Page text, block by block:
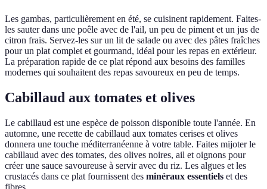
Les gambas, particulièrement en été, se cuisinent rapidement. Faites-
les sauter dans une poêle avec de l'ail, un peu de piment et un jus de
citron frais. Servez-les sur un lit de salade ou avec des pâtes fraîches
pour un plat complet et gourmand, idéal pour les repas en extérieur.
La préparation rapide de ce plat répond aux besoins des familles
modernes qui souhaitent des repas savoureux en peu de temps.
Cabillaud aux tomates et olives
Le cabillaud est une espèce de poisson disponible toute l'année. En
automne, une recette de cabillaud aux tomates cerises et olives
donnera une touche méditerranéenne à votre table. Faites mijoter le
cabillaud avec des tomates, des olives noires, ail et oignons pour
créer une sauce savoureuse à servir avec du riz. Les algues et les
crustacés dans ce plat fournissent des minéraux essentiels et des
fibres.